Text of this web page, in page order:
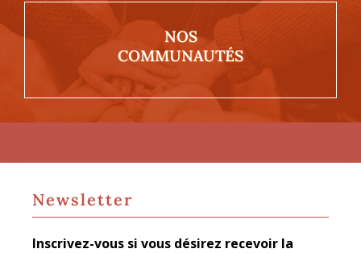
NOS
COMMUNAUTÉS
Newsletter
Inscrivez-vous si vous désirez recevoir la